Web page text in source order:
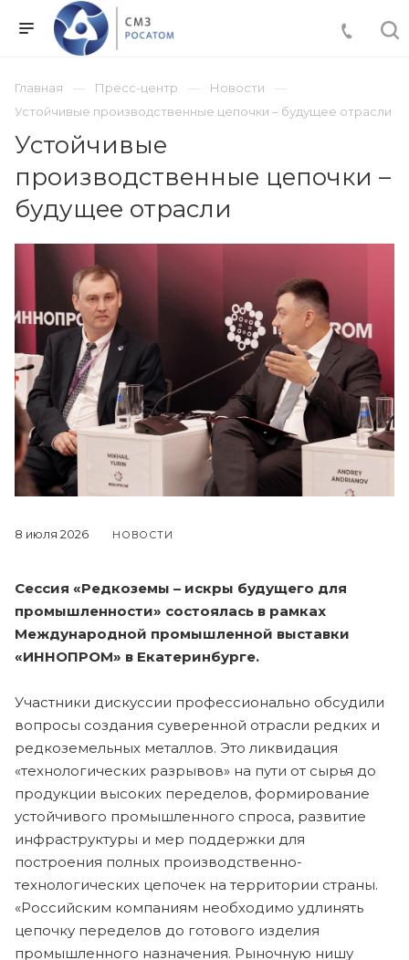
Главная Пресс-центр
Новости
Устойчивые производственные цепочки – будущее отрасли
Устойчивые
производственные цепочки –
будущее отрасли
8 июля 2026 НОВОСТИ
Сессия «Редкоземы – искры будущего для
промышленности» состоялась в рамках
Международной промышленной выставки
«ИННОПРОМ» в Екатеринбурге.
Участники дискуссии профессионально обсудили
вопросы создания суверенной отрасли редких и
редкоземельных металлов. Это ликвидация
«технологических разрывов» на пути от сырья до
продукции высоких переделов, формирование
устойчивого промышленного спроса, развитие
инфраструктуры и мер поддержки для
построения полных производственно-
технологических цепочек на территории страны.
«Российским компаниям необходимо удлинять
цепочку переделов до готового изделия
промышленного назначения. Рыночную нишу